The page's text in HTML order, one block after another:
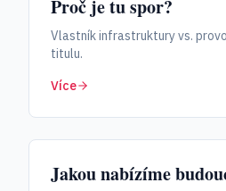
Proč je tu spor?
Vlastník infrastruktury vs.
titulu.
Více
Jakou nabízíme